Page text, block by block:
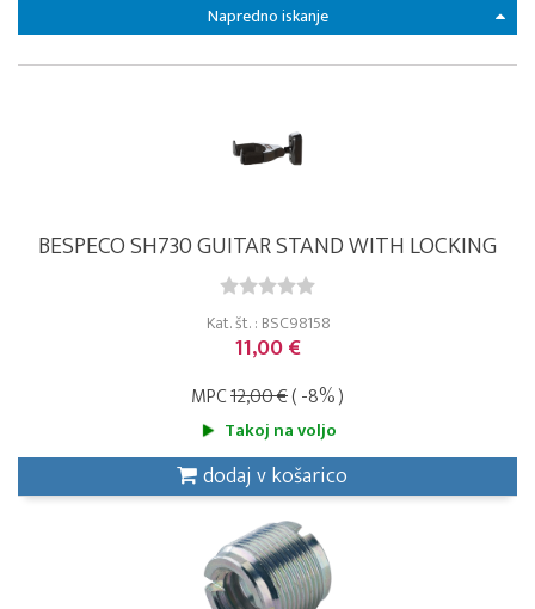
Napredno iskanje
BESPECO SH730 GUITAR STAND WITH LOCKING
Kat. št. : BSC98158
11,00 €
MPC12,00 €( -8% )
Takoj na voljo
dodaj v košarico